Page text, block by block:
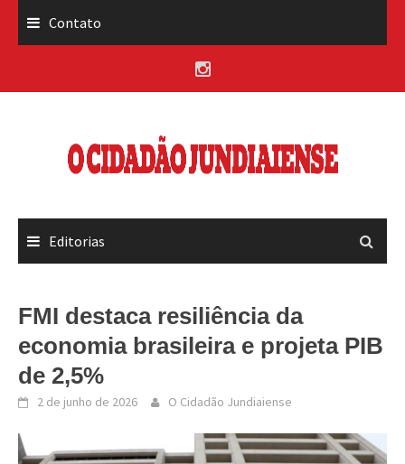
Contato
Editorias
FMI destaca resiliência da
economia brasileira e projeta PIB
de 2,5%
2 de junho de 2026 O Cidadão Jundiaiense